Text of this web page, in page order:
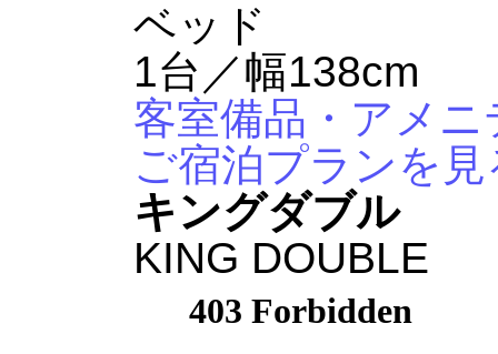
ベッド
1台／幅138cm
客室備品・アメ
ご宿泊プランを見
キングダブル
KING DOUBLE